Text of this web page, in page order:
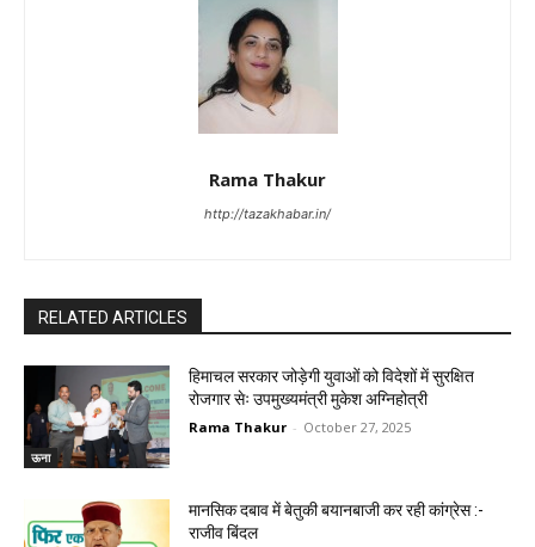
Rama Thakur
http://tazakhabar.in/
RELATED ARTICLES
ऊना
हिमाचल सरकार जोड़ेगी युवाओं को विदेशों में सुरक्षित
रोजगार सेः उपमुख्यमंत्री मुकेश अग्निहोत्री
Rama Thakur - October 27, 2025
मानसिक दबाव में बेतुकी बयानबाजी कर रही कांग्रेस :-
राजीव बिंदल